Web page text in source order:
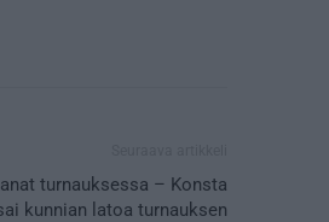
turnauksessa – Konsta
kunnian latoa turnauksen